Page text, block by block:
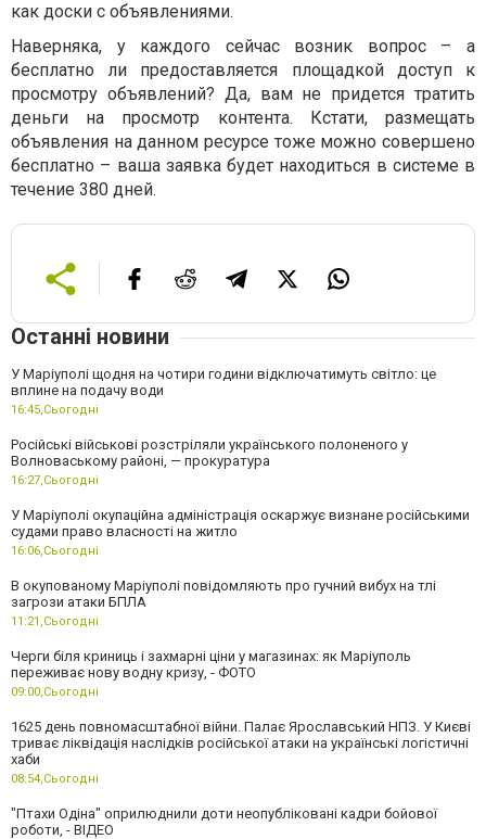
как доски с объявлениями.
Наверняка, у каждого сейчас возник вопрос – а
бесплатно ли предоставляется площадкой доступ к
просмотру объявлений? Да, вам не придется тратить
деньги на просмотр контента. Кстати, размещать
объявления на данном ресурсе тоже можно совершено
бесплатно – ваша заявка будет находиться в системе в
течение 380 дней.
Останні новини
У Маріуполі щодня на чотири години відключатимуть світло: це
вплине на подачу води
16:45,Сьогодні
Російські військові розстріляли українського полоненого у
Волноваському районі, — прокуратура
16:27,Сьогодні
У Маріуполі окупаційна адміністрація оскаржує визнане російськими
судами право власності на житло
16:06,Сьогодні
В окупованому Маріуполі повідомляють про гучний вибух на тлі
загрози атаки БПЛА
11:21,Сьогодні
Черги біля криниць і захмарні ціни у магазинах: як Маріуполь
переживає нову водну кризу, - ФОТО
09:00,Сьогодні
1625 день повномасштабної війни. Палає Ярославський НПЗ. У Києві
триває ліквідація наслідків російської атаки на українські логістичні
хаби
08:54,Сьогодні
"Птахи Одіна" оприлюднили доти неопубліковані кадри бойової
роботи, - ВІДЕО